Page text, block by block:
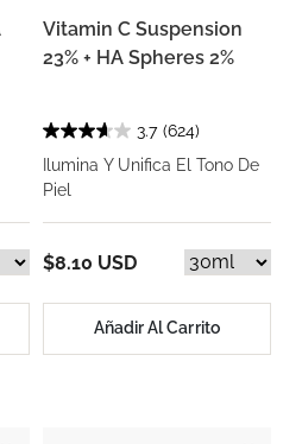
Vitamin C Suspension
23% + HA Spheres 2%
3.7 (624)
Ilumina Y Unifica El Tono De
Piel
$8.10 USD
Añadir Al Carrito